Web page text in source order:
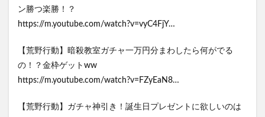
ン勝つ楽勝！？
https://m.youtube.com/watch?v=vyC4FjY…
【荒野行動】暗殺教室ガチャ一万円分まわしたら何がでる
の！？金枠ゲットww
https://m.youtube.com/watch?v=FZyEaN8…
【荒野行動】ガチャ神引き！誕生日プレゼントに欲しいのは